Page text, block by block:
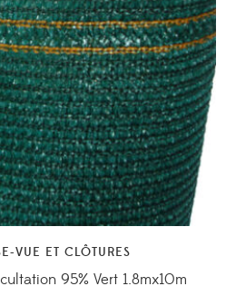
VUE ET CLÔTURES
95% Vert 1.8mx10m